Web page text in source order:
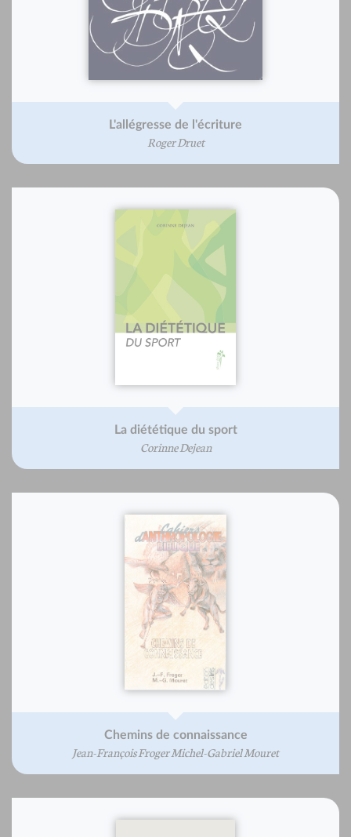
L'allégresse de l'écriture
Roger Druet
La diététique du sport
Corinne Dejean
Chemins de connaissance
Jean-François Froger Michel-Gabriel Mouret